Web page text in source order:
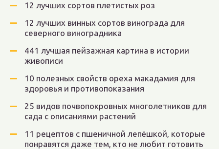
12 лучших сортов плетистых роз
12 лучших винных сортов винограда для
северного виноградника
441 лучшая пейзажная картина в истории
живописи
10 полезных свойств ореха макадамия для
здоровья и противопоказания
25 видов почвопокровных многолетников для
сада с описаниями растений
11 рецептов с пшеничной лепёшкой, которые
понравятся даже тем, кто не любит готовить